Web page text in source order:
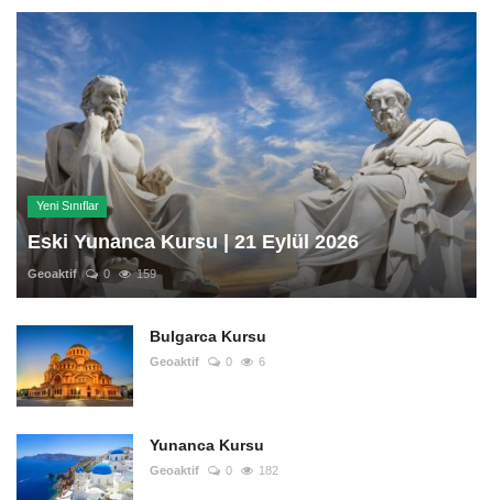
Yeni Sınıflar
Eski Yunanca Kursu | 21 Eylül 2026
Geoaktif 0 159
Bulgarca Kursu
Geoaktif 0 6
Yunanca Kursu
Geoaktif 0 182